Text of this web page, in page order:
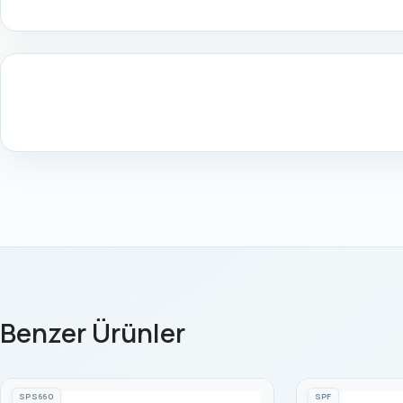
Benzer Ürünler
SPS660 SPF